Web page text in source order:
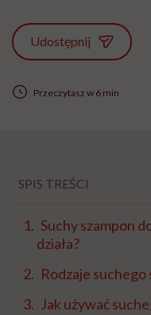
Udostępnij
Przeczytasz w 6 min
SPIS TREŚCI
Suchy szampon
działa?
Rodzaje suchego
Jak używać